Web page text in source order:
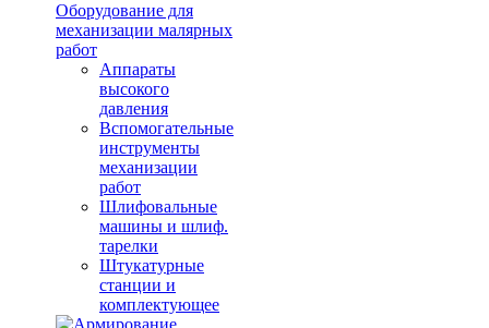
Оборудование для
механизации малярных
работ
Аппараты
высокого
давления
Вспомогательные
инструменты
механизации
работ
Шлифовальные
машины и шлиф.
тарелки
Штукатурные
станции и
комплектующее